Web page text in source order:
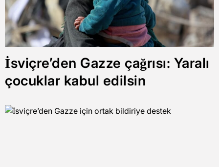
İsviçre’den Gazze çağrısı: Yaralı
çocuklar kabul edilsin